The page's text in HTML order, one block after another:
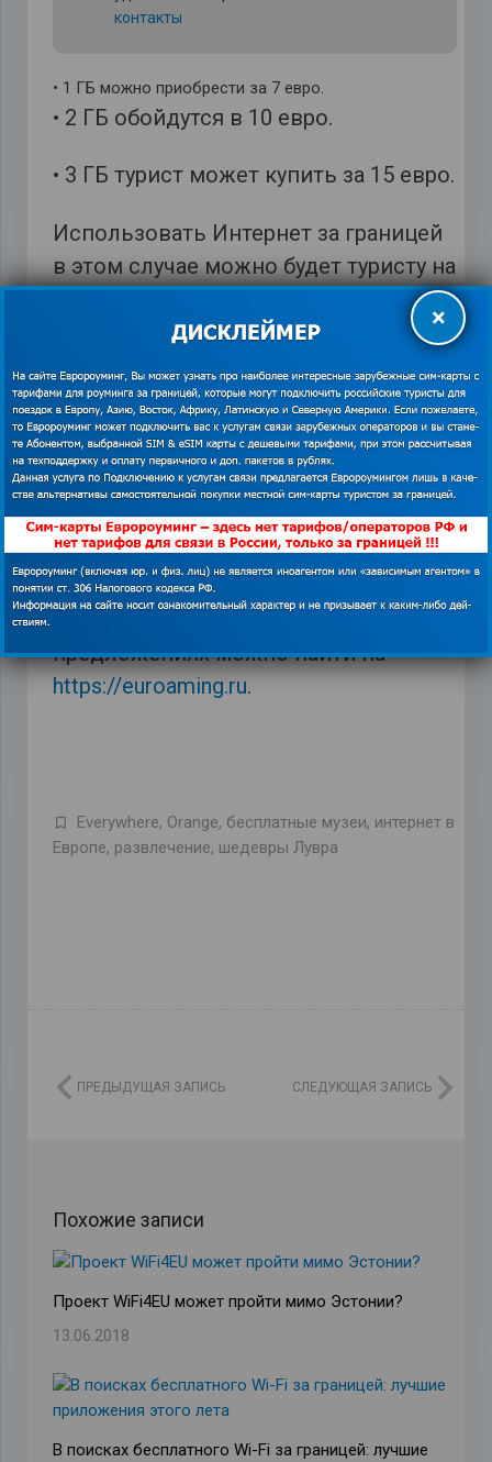
контакты
• 1 ГБ можно приобрести за 7 евро.
• 2 ГБ обойдутся в 10 евро.
• 3 ГБ турист может купить за 15 евро.
Использовать Интернет за границей
в этом случае можно будет туристу на
протяжении 30 дней. Если
купленного объема будет не хватать,
можно сделать повторный заказ
Гигабайтов.
Обратите внимание на опцию
Everywhere, после подключения
которой, турист сможет
использовать Интернет или звонить
в других странах (Япония, США и так
далее). Больше информации о
предложениях можно найти на
https://euroaming.ru.
Everywhere, Orange, бесплатные музеи, интернет в
Европе, развлечение, шедевры Лувра
ПРЕДЫДУЩАЯ ЗАПИСЬ СЛЕДУЮЩАЯ ЗАПИСЬ
Похожие записи
Проект WiFi4EU может пройти мимо Эстонии?
13.06.2018
В поисках бесплатного Wi-Fi за границей: лучшие
×